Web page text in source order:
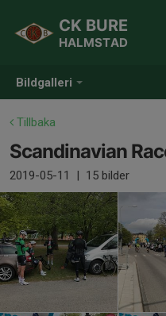
Bildgalleri
CK BURE
HALMSTAD
Tillbaka
Scandinavian
2019-05-11 | 15 bilder